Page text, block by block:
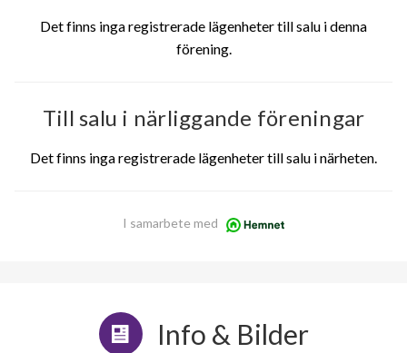
Det finns inga registrerade lägenheter till salu i denna
förening.
Till salu i närliggande föreningar
Det finns inga registrerade lägenheter till salu i närheten.
I samarbete med
Info & Bilder